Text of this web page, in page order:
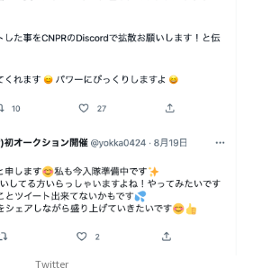
Twitter